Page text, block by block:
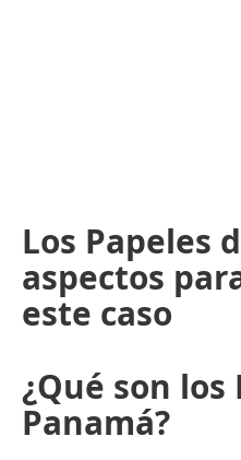
Los Papeles
aspectos
este caso
¿Qué son los
Panamá?